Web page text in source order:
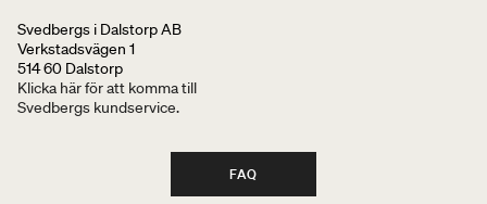
Svedbergs i Dalstorp AB
Verkstadsvägen 1
514 60 Dalstorp
Klicka här för att komma till
Svedbergs kundservice.
FAQ